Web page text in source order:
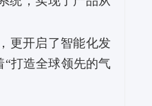
更开启了智能化发
打造全球领先的气